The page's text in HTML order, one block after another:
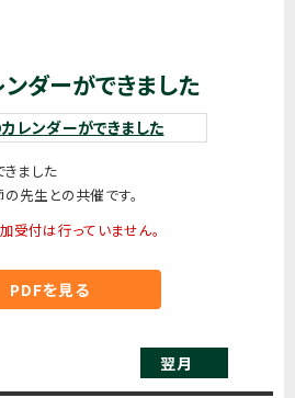
ダーができました
ました
先生との共催です。
受付は行っていません。
PDFを見る
翌月